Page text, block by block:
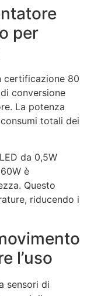
per
certificazione 80
conversione
La potenza
totali dei
da 0,5W
è
Questo
riducendo i
l’uso
sensori di